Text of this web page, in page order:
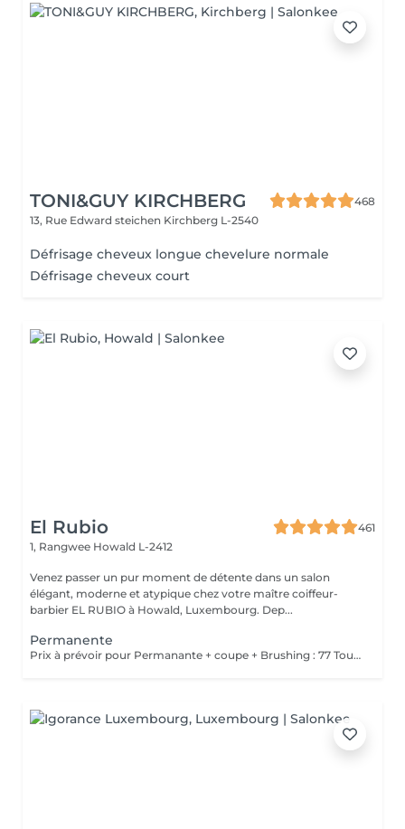
TONI&GUY KIRCHBERG
468
13, Rue Edward steichen Kirchberg L-2540
Défrisage cheveux longue chevelure normale
Défrisage cheveux court
El Rubio
461
1, Rangwee Howald L-2412
Venez passer un pur moment de détente dans un salon
élégant, moderne et atypique chez votre maître coiffeur-
barbier EL RUBIO à Howald, Luxembourg. Dep...
Permanente
Prix à prévoir pour Permanante + coupe + Brushing : 77 Tous ces produits sont compris dans le prix : Mousse, Laque, Gel, Soin démêlant, Shampoing spécifique. Tous les produits que nous utilisons sont des produits de qualité professionnelle.